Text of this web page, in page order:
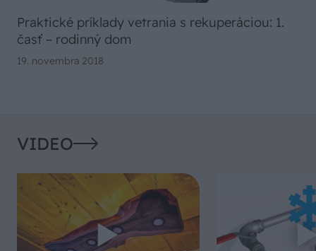
Praktické príklady vetrania s rekuperáciou: 1.
časť – rodinný dom
19. novembra 2018
VIDEO